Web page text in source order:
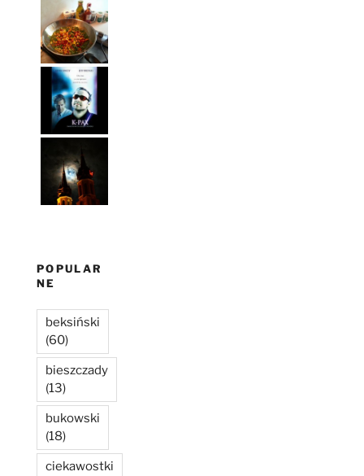
POPULAR
NE
beksiński
(60)
bieszczady
(13)
bukowski
(18)
ciekawostki